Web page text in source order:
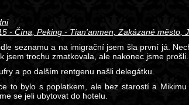
- Čína, Peking - Tian'anmen, Zakázané město,
seznamu a na imigrační jsem šla první já.
jsem trochu zmatkovala, ale nakonec jsme prošli.
a po dalším rentgenu našli delegátku.
to bylo s poplatkem, ale bez starostí a
se jeli ubytovat do hotelu.